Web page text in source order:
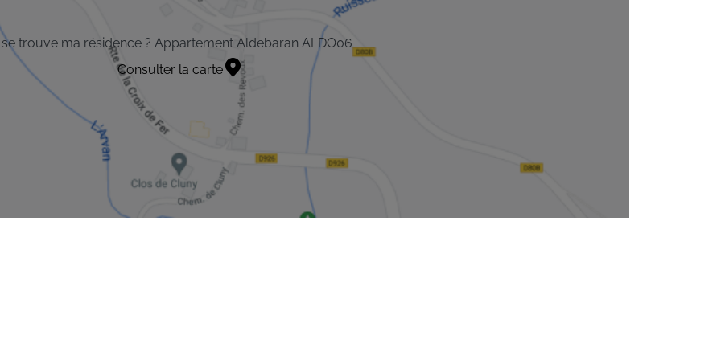
trouve ma résidence ? Appartement Aldebaran ALDO06
Consulter la carte